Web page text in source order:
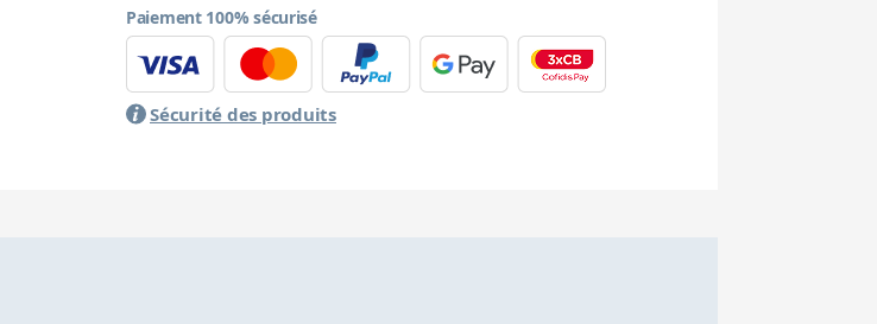
Paiement 100% sécurisé
Sécurité des produits